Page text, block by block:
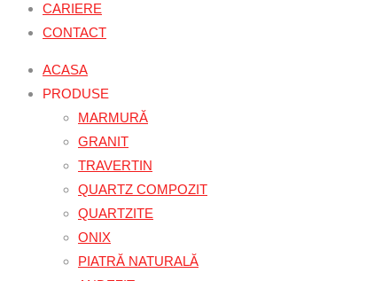
CARIERE
CONTACT
ACASA
PRODUSE
MARMURĂ
GRANIT
TRAVERTIN
QUARTZ COMPOZIT
QUARTZITE
ONIX
PIATRĂ NATURALĂ